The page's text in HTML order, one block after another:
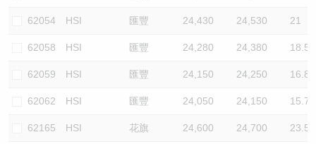
62054 HSI 匯豐 24,430 24,530 21
62058 HSI 匯豐 24,280 24,380 18.5
62059 HSI 匯豐 24,150 24,250 16.8
62062 HSI 匯豐 24,050 24,150 15.7
62165 HSI 花旗 24,600 24,700 23.5